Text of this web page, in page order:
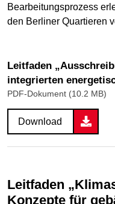
Bearbeitungsprozess
den Berliner Quartieren
Leitfaden
integrierten
PDF-Dokument (10.2 MB)
Download
Leitfaden „Klimaschutz im Quartier:
Konzepte für